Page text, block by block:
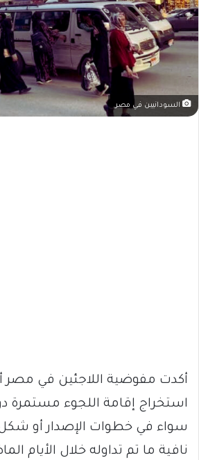
السودانيين في مصر
أكدت مفوضية اللاجئين في مصر
استخراج إقامة اللجوء مستمرة
سواء في خطوات الإصدار أو شكل
نافية ما تم تداوله خلال الأيام